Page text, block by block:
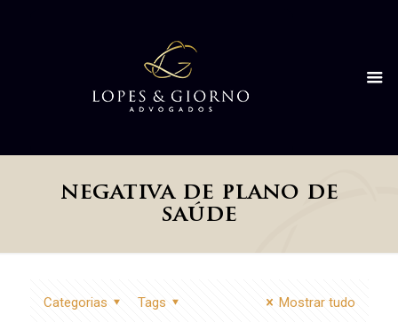
negativa de plano de
saúde
Categorias Tags Mostrar tudo